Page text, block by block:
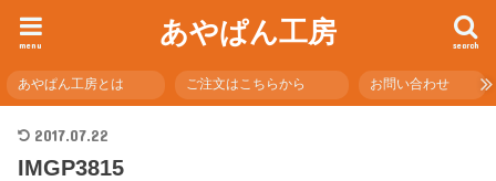
あやぱん工房 search
menu
あやぱん工房とは ご注文はこちらから お問い合わせ
2017.07.22
IMGP3815